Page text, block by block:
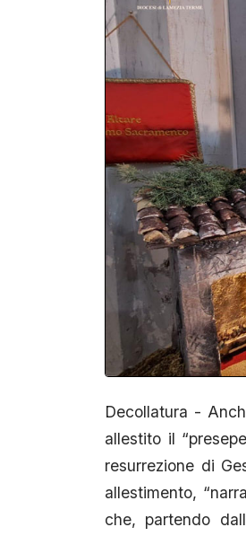
Decollatura -
allestito il
resurrezione di
allestimento,
che, partendo